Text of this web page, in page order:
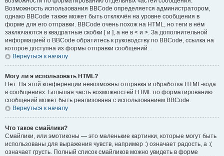
Возможность использования BBCode определяется администратором,
однако BBCode также может быть отключён на уровне сообщения в
форме для его отправки. BBCode очень похож на HTML, но теги в нём
заключаются в квадратные скобки [ и ], а не в < и >. За дополнительной
информацией о BBCode обратитесь к руководству по BBCode, ссылка на
которое доступна из формы отправки сообщений.
Вернуться к началу
Могу ли я использовать HTML?
Нет. На этой конференции невозможны отправка и обработка HTML-кода
в сообщениях. Большая часть возможностей HTML по форматированию
сообщений может быть реализована с использованием BBCode.
Вернуться к началу
Что такое смайлики?
Смайлики, или эмотиконы — это маленькие картинки, которые могут быть
использованы для выражения чувств, например :) означает радость, а :(
означает грусть. Полный список смайликов можно увидеть в форме